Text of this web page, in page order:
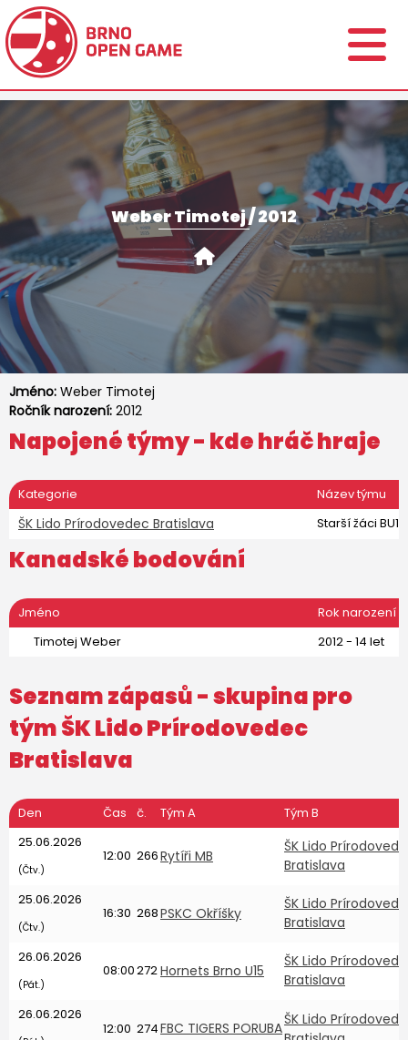
Weber Timotej / 2012
Jméno: Weber Timotej
Ročník narození: 2012
Napojené týmy - kde hráč hraje
Kategorie Název týmu
ŠK Lido Prírodovedec Bratislava Starší žáci BU15
Kanadské bodování
Jméno
Rok narození
Timotej Weber
2012 - 14 let
Seznam zápasů - skupina pro
týmŠK Lido Prírodovedec
Bratislava
Den Čas č. Tým A
Tým B
25.06.2026
(Čtv.)
12:00 266Rytíři MB
ŠK Lido
Bratislava
25.06.2026
(Čtv.)
16:30 268PSKC Okříšky
ŠK Lido
Bratislava
26.06.2026
(Pát.)
08:00272Hornets Brno U15
ŠK Lido
Bratislava
26.06.2026
12:00 274FBC TIGERS PORUBAŠK Lido